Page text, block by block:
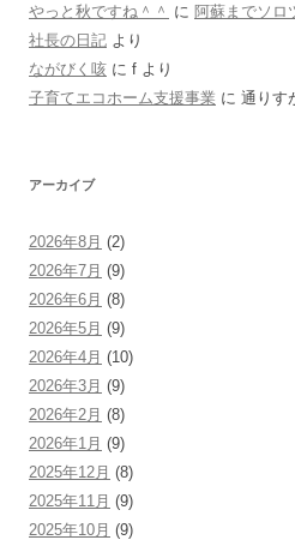
やっと秋ですね＾＾ に 阿蘇までソロ
社長の日記 より
ながびく咳 に f より
子育てエコホーム支援事業 に 通りす
アーカイブ
2026年8月 (2)
2026年7月 (9)
2026年6月 (8)
2026年5月 (9)
2026年4月 (10)
2026年3月 (9)
2026年2月 (8)
2026年1月 (9)
2025年12月 (8)
2025年11月 (9)
2025年10月 (9)